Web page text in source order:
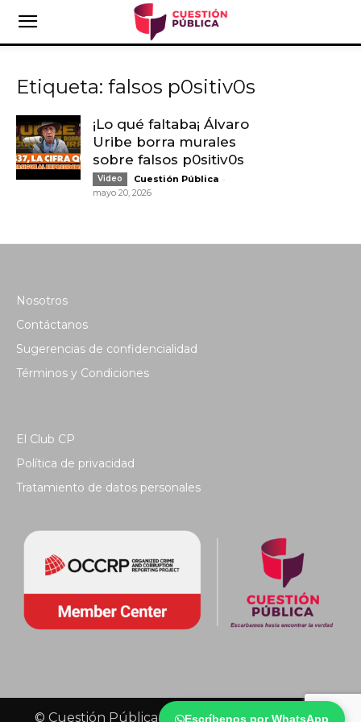
Escríbenos por WhatsApp
Etiqueta: falsos p0sitiv0s
¡Lo qué faltaba¡ Álvaro
Uribe borra murales
sobre falsos p0sitiv0s
Video Cuestión Pública -
mayo 20, 2026
Nosotros
Contáctanos
Sugerencias de confidencialidad
Términos y Condiciones
El Club CP
Política de privacidad
Tratamiento de datos personales
© Cuestión Pública 2018 - Todos los derechos